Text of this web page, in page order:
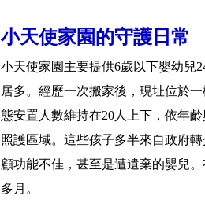
小天使家園的守護日常
小天使家園主要提供6歲以下嬰幼兒
居多。經歷一次搬家後，現址位於
態安置人數維持在20人上下，依年
照護區域。這些孩子多半來自政府
顧功能不佳，甚至是遭遺棄的嬰兒
多月。